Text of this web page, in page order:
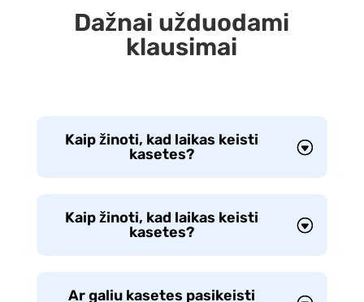
Dažnai užduodami
klausimai
Kaip žinoti, kad laikas keisti
kasetes?
Kaip žinoti, kad laikas keisti
kasetes?
Ar galiu kasetes pasikeisti